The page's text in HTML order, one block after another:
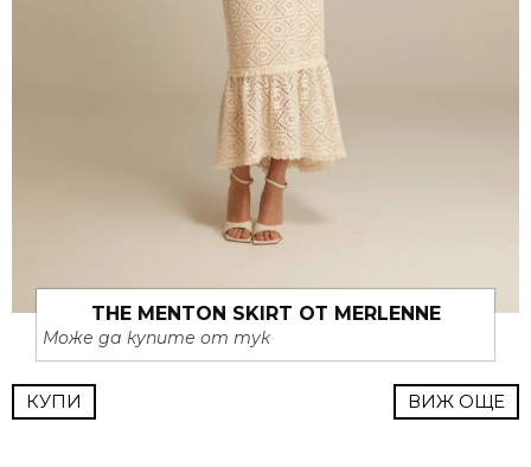
THE MENTON SKIRT ОТ MERLENNE
Може да купите от тук
КУПИ ВИЖ ОЩЕ